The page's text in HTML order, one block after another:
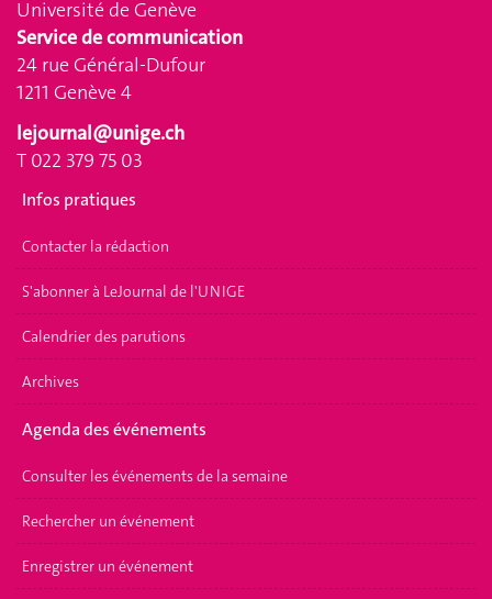
Université de Genève
Service de communication
24 rue Général-Dufour
1211 Genève 4
lejournal@unige.ch
T 022 379 75 03
Infos pratiques
Contacter la rédaction
S'abonner à LeJournal de l'UNIGE
Calendrier des parutions
Archives
Agenda des événements
Consulter les événements de la semaine
Rechercher un événement
Enregistrer un événement